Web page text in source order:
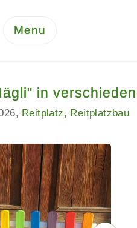
Menu
in
Reitplatz, Reitplatzbau